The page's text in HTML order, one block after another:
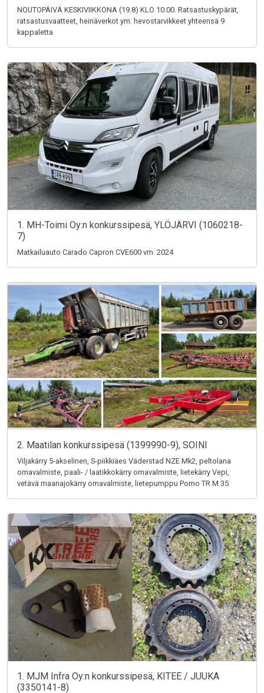
NOUTOPÄIVÄ KESKIVIIKKONA (19.8) KLO 10.00. Ratsastuskypärät,
ratsastusvaatteet, heinäverkot ym. hevostarvikkeet yhteensä 9
kappaletta
1. MH-Toimi Oy:n konkurssipesä, YLÖJÄRVI (1060218-
7)
Matkailuauto Carado Capron CVE600 vm. 2024
2. Maatilan konkurssipesä (1399990-9), SOINI
Viljakärry 5-akselinen, S-piikkiäes Väderstad NZE Mk2, peltolana
omavalmiste, paali- / laatikkokärry omavalmiste, lietekärry Vepi,
vetävä maanajokärry omavalmiste, lietepumppu Pomo TR M 35
1. MJM Infra Oy:n konkurssipesä, KITEE / JUUKA
(3350141-8)